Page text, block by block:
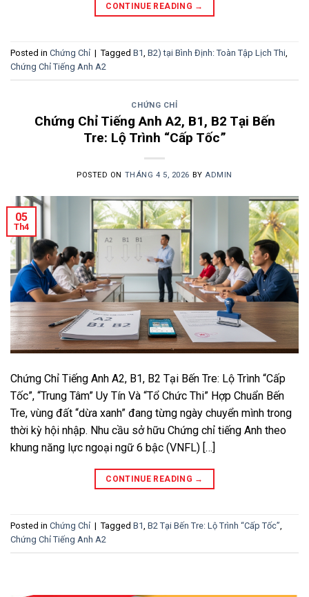
CONTINUE READING →
Posted in Chứng Chỉ | Tagged B1, B2) tại Bình Định: Toàn Tập Lịch Thi,
Chứng Chỉ Tiếng Anh A2
CHỨNG CHỈ
Chứng Chỉ Tiếng Anh A2, B1, B2 Tại Bến
Tre: Lộ Trình “Cấp Tốc”
POSTED ON THÁNG 4 5, 2026 BY ADMIN
05
Th4
Chứng Chỉ Tiếng Anh A2, B1, B2 Tại Bến Tre: Lộ Trình “Cấp
Tốc”, “Trung Tâm” Uy Tín Và “Tổ Chức Thi” Hợp Chuẩn Bến
Tre, vùng đất “dừa xanh” đang từng ngày chuyển mình trong
thời kỳ hội nhập. Nhu cầu sở hữu Chứng chỉ tiếng Anh theo
khung năng lực ngoại ngữ 6 bậc (VNFL) […]
CONTINUE READING →
Posted in Chứng Chỉ | Tagged B1 B2 Tại Bến Tre: Lộ Trình “Cấp Tốc”
Chứng Chỉ Tiếng Anh A2